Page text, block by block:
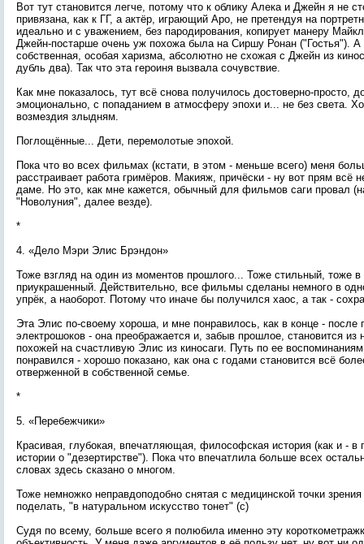
Вот тут становится легче, потому что к облику Алека и Джейн я не
привязана, как к ГГ, а актёр, играющий Аро, не претендуя на
идеально и с уважением, без пародирования, копирует манеру
Джейн-постарше очень уж похожа была на Сиршу Ронан ("Гостья").
собственная, особая харизма, абсолютно не схожая с Джейн из
дубль два). Так что эта героиня вызвала сочувствие.
Как мне показалось, тут всё снова получилось достоверно-просто,
эмоционально, с попаданием в атмосферу эпохи и... не без света.
возмездия злыдням.
Поглощённые... Дети, перемолотые эпохой.
Пока что во всех фильмах (кстати, в этом - меньше всего) меня
расстраивает работа гримёров. Макияж, причёски - ну вот прям всё
даме. Но это, как мне кажется, обычный для фильмов саги провал
"Новолуния", далее везде).
*
4. «Дело Мэри Элис Брэндон»
Тоже взгляд на один из моментов прошлого... Тоже стильный, тоже
приукрашенный. Действительно, все фильмы сделаны немного в
упрёк, а наоборот. Потому что иначе бы получился хаос, а так -
Эта Элис по-своему хороша, и мне понравилось, как в конце - после
электрошоков - она преображается и, забыв прошлое, становится из
похожей на счастливую Элис из киносаги. Путь по ее
понравился - хорошо показано, как она с годами становится всё
отверженной в собственной семье.
*
5. «Перебежчики»
Красивая, глубокая, впечатляющая, философская история (как и - в
истории о "дезертирстве"). Пока что впечатлила больше всех
словах здесь сказано о многом.
Тоже немножко неправдоподобно снятая с медицинской точки
поделать, "в натуральном искусство тонет" (с)
Судя по всему, больше всего я полюбила именно эту